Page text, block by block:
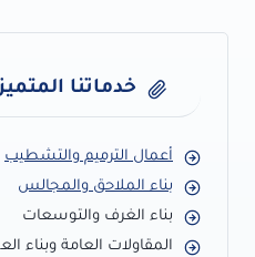
خدماتنا
أعمال الترميم والتشطيب
بناء الملاحق والمجالس
بناء الغرف والتوسعات
المقاولات العامة وبناء